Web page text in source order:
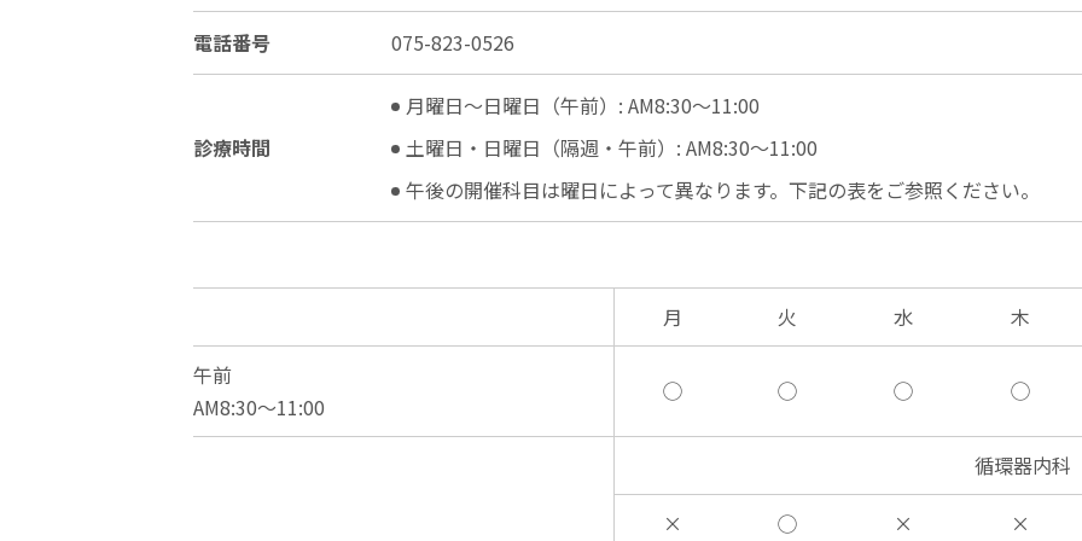
電話番号 075-823-0526
診療時間
月曜日〜日曜日（午前）: AM8:30〜11:00
土曜日・日曜日（隔週・午前）: AM8:30〜11:00
午後の開催科目は曜日によって異なります。下記の表をご参照ください。
月 火 水 木
午前
AM8:30〜11:00
◯ ◯ ◯ ◯
循環器内科
×
◯ × ×